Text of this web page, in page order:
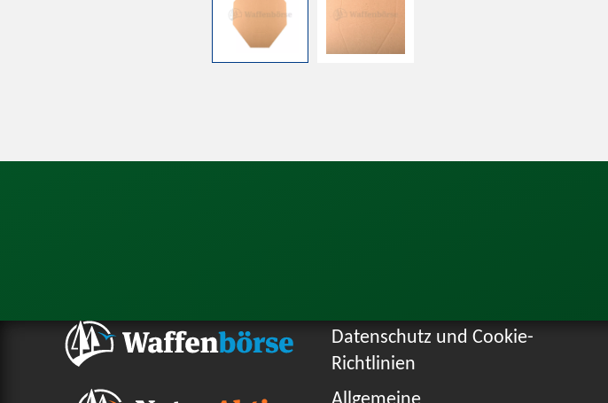
Datenschutz und Cookie-
Richtlinien